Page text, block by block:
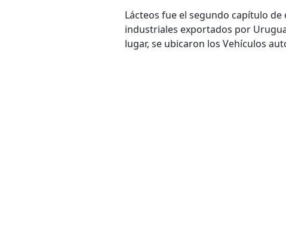
Lácteos fue el segundo capítulo
industriales exportados por
lugar, se ubicaron los Vehículos